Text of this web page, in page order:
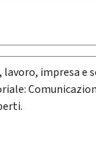
impresa e